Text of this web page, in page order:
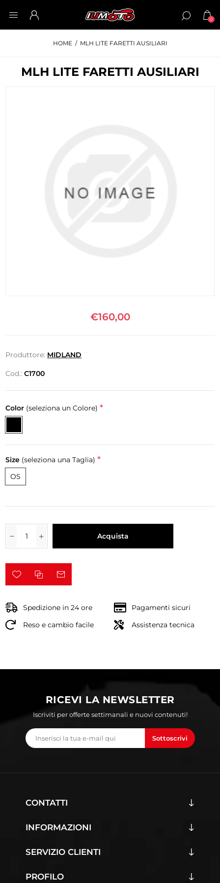
0
HOME / MLH LITE FARETTI AUSILIARI
MLH LITE FARETTI AUSILIARI
€160,00
Produttore: MIDLAND
Cod.: C1700
Color (seleziona un Colore) *
Size (seleziona una Taglia) *
OS
Acquista
Spedizione in 24 ore
Pagamenti sicuri
Reso e cambio facile
Assistenza tecnica
RICEVI LA NEWSLETTER
Iscriviti per offerte settimanali e nuovi contenuti!
Sottoscrivi
CONTATTI
INFORMAZIONI
SERVIZIO CLIENTI
PROFILO